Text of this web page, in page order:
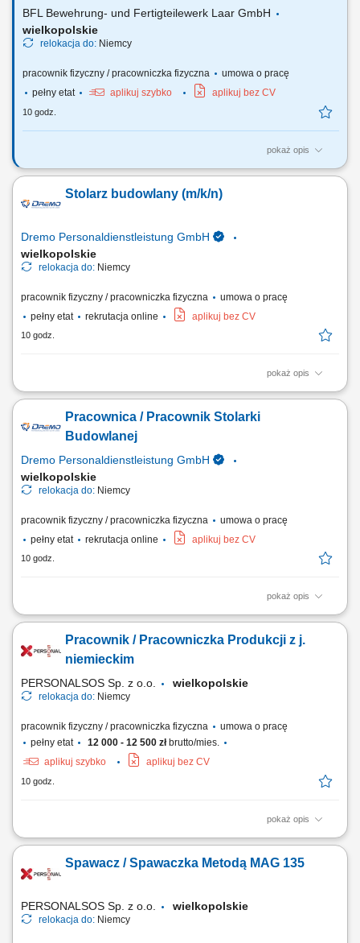
BFL Bewehrung- und Fertigteilewerk Laar GmbH
wielkopolskie
relokacja do: Niemcy
pracownik fizyczny / pracowniczka fizyczna
umowa o pracę
pełny etat
aplikuj szybko aplikuj bez CV
10 godz.
pokaż opis
Twój zakres obowiązków: Udział w produkcji prefabrykatów
Wykonywanie prac betonowych zgodnie z wytycznymi; Pomoc przy
budowie szalunków i zbrojeniu; Zapewnienie standardów jakości i
Stolarz budowlany (m/k/n)
Dremo Personaldienstleistung GmbH
wielkopolskie
relokacja do: Niemcy
pracownik fizyczny / pracowniczka fizyczna
umowa o pracę
pełny etat
rekrutacja online aplikuj bez CV
10 godz.
pokaż opis
Obowiązki: wykonywanie drewnianych schodów; montaż elementów w
osadzanie okien w gotowych elementach ściennych; obsługa maszyn;
obróbka i wykończenie powierzchni drewnianych; Wymagania:
Pracownica / Pracownik Stolarki
Budowlanej
Dremo Personaldienstleistung GmbH
wielkopolskie
relokacja do: Niemcy
pracownik fizyczny / pracowniczka fizyczna
umowa o pracę
pełny etat
rekrutacja online aplikuj bez CV
10 godz.
pokaż opis
Zakres obowiązków: Wykonywanie oraz montaż drewnianych schodów;
oraz okładzin; Montaż okien w przygotowanych konstrukcjach
ściennych; Obsługa maszyn i urządzeń stolarskich; Obróbka oraz
Pracownik / Pracowniczka Produkcji z j.
niemieckim
PERSONALSOS Sp. z o.o. wielkopolskie
relokacja do: Niemcy
pracownik fizyczny / pracowniczka fizyczna
umowa o pracę
pełny etat
12 000 - 12 500 złbrutto/mies.
aplikuj szybko
aplikuj bez CV
10 godz.
pokaż opis
Opis stanowiska Obsługa maszyn i urządzeń służących do
chemicznymi. Kompleksowe pakowanie gotowych wyrobów,
zabezpieczanie ich przed transportem oraz precyzyjne naklejanie
Spawacz / Spawaczka Metodą MAG 135
PERSONALSOS Sp. z o.o. wielkopolskie
relokacja do: Niemcy